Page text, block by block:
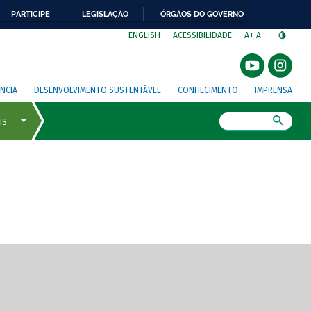
PARTICIPE LEGISLAÇÃO ÓRGÃOS DO GOVERNO
ENGLISH ACESSIBILIDADE A+ A-
DESENVOLVIMENTO SUSTENTÁVEL CONHECIMENTO IMPRENSA
de tela